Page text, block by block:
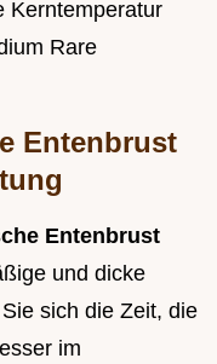
Kerntemperatur
Rare
Entenbrust
Entenbrust
und dicke
sich die Zeit, die
im